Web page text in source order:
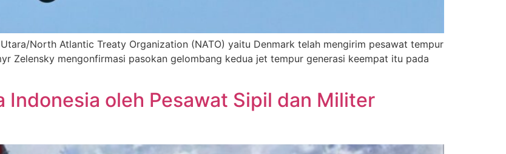
North Atlantic Treaty Organization (NATO) yaitu Denmark telah mengirim pesawat tempur
Zelensky mengonfirmasi pasokan gelombang kedua jet tempur generasi keempat itu pada
Indonesia oleh Pesawat Sipil dan Militer